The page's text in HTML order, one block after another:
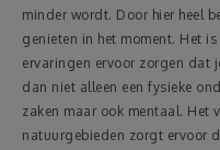
minder wordt. Door hier heel
genieten in het moment. Het
ervaringen ervoor zorgen dat
dan niet alleen een fysieke
zaken maar ook mentaal. Het
natuurgebieden zorgt ervoor